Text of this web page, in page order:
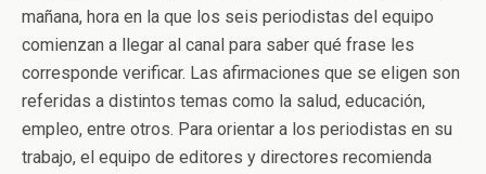
mañana, hora en la que los seis periodistas del equipo
comienzan a llegar al canal para saber qué frase les
corresponde verificar. Las afirmaciones que se eligen son
referidas a distintos temas como la salud, educación,
empleo, entre otros. Para orientar a los periodistas en su
trabajo, el equipo de editores y directores recomienda